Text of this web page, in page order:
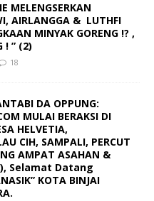
MELENGSERKAN
AIRLANGGA & LUTHFI
MINYAK GORENG !? ,
! ” (2)
18
DA OPPUNG:
MULAI BERAKSI DI
HELVETIA,
CIH, SAMPALI, PERCUT
AMPAT ASAHAN &
Selamat Datang
KOTA BINJAI